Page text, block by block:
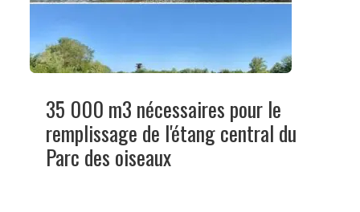
35 000 m3 nécessaires pour le
remplissage de l'étang central du
Parc des oiseaux